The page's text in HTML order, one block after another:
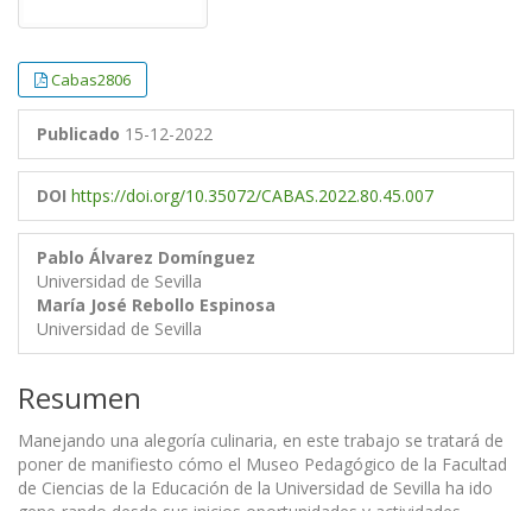
Cabas2806
Publicado 15-12-2022
DOI https://doi.org/10.35072/CABAS.2022.80.45.007
Pablo Álvarez Domínguez
Universidad de Sevilla
María José Rebollo Espinosa
Universidad de Sevilla
Resumen
Manejando una alegoría culinaria, en este trabajo se tratará de
poner de manifiesto cómo el Museo Pedagógico de la Facultad
de Ciencias de la Educación de la Universidad de Sevilla ha ido